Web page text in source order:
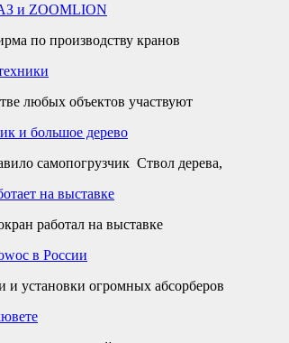
и ZOOMLION
по производству кранов
любых объектов участвуют
и большое дерево
самопогрузчик Ствол дерева,
на выставке
работал на выставке
в России
и установки огромных абсорберов